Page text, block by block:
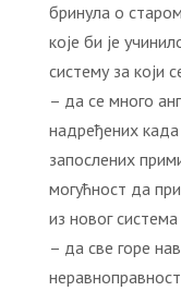
бринула о
које би је
систему за који
– да се много
надређених
запослених
могућност да
из новог
– да све горе